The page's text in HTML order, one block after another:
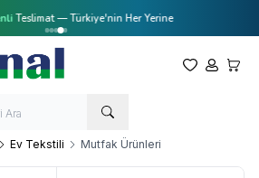
Teslimat — Türkiye'nin Her Yerine
Favorilerim
Hesabım
Ev Tekstili Mutfak Ürünleri